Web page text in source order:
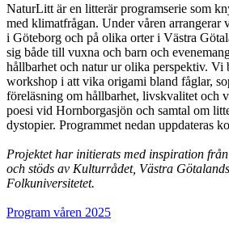
NaturLitt är en litterär programserie som
med klimatfrågan. Under våren arrangerar
i Göteborg och på olika orter i Västra
sig både till vuxna och barn och
hållbarhet och natur ur olika perspektiv. Vi
workshop i att vika origami bland fåglar,
föreläsning om hållbarhet, livskvalitet och
poesi vid Hornborgasjön och samtal om
dystopier. Programmet nedan uppdateras
Projektet har initierats med inspiration från
och stöds av Kulturrådet, Västra
Folkuniversitetet.
Program våren 2025